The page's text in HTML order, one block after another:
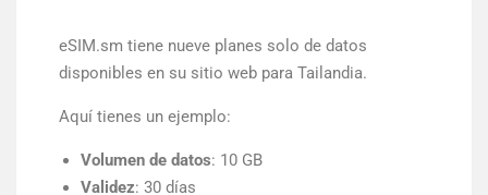
eSIM.sm tiene nueve planes solo de datos
disponibles en su sitio web para Tailandia.
Aquí tienes un ejemplo:
Volumen de datos: 10 GB
Validez: 30 días